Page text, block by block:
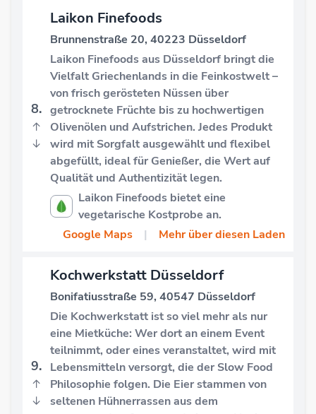
8.
↑
↓
Laikon Finefoods
Brunnenstraße 20, 40223 Düsseldorf
Laikon Finefoods aus Düsseldorf bringt die
Vielfalt Griechenlands in die Feinkostwelt –
von frisch gerösteten Nüssen über
getrocknete Früchte bis zu hochwertigen
Olivenölen und Aufstrichen. Jedes Produkt
wird mit Sorgfalt ausgewählt und flexibel
abgefüllt, ideal für Genießer, die Wert auf
Qualität und Authentizität legen.
Laikon Finefoods bietet eine
vegetarische Kostprobe an.
Google Maps
| Mehr über diesen Laden
9.
↑
↓
Kochwerkstatt Düsseldorf
Bonifatiusstraße 59, 40547 Düsseldorf
Die Kochwerkstatt ist so viel mehr als nur
eine Mietküche: Wer dort an einem Event
teilnimmt, oder eines veranstaltet, wird mit
Lebensmitteln versorgt, die der Slow Food
Philosophie folgen. Die Eier stammen von
seltenen Hühnerrassen aus dem